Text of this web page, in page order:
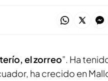
el zorreo”. Ha
ha crecido en